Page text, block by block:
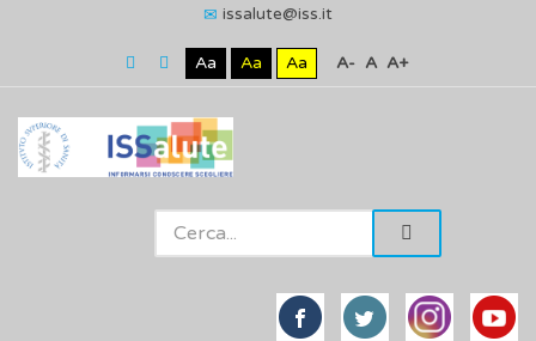
issalute@iss.it
Aa Aa Aa A- A A+